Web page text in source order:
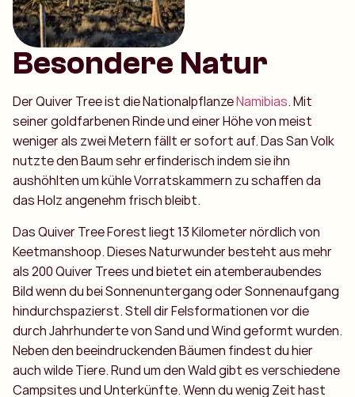
Besondere Natur
Der Quiver Tree ist die NationalpflanzeNamibias. Mit
seiner goldfarbenen Rinde und einer Höhe von meist
weniger als zwei Metern fällt er sofort auf. Das San Volk
nutzte den Baum sehr erfinderisch indem sie ihn
aushöhlten um kühle Vorratskammern zu schaffen da
das Holz angenehm frisch bleibt.
Das Quiver Tree Forest liegt 13 Kilometer nördlich von
Keetmanshoop. Dieses Naturwunder besteht aus mehr
als 200 Quiver Trees und bietet ein atemberaubendes
Bild wenn du bei Sonnenuntergang oder Sonnenaufgang
hindurchspazierst. Stell dir Felsformationen vor die
durch Jahrhunderte von Sand und Wind geformt wurden.
Neben den beeindruckenden Bäumen findest du hier
auch wilde Tiere. Rund um den Wald gibt es verschiedene
Campsites und Unterkünfte. Wenn du wenig Zeit hast